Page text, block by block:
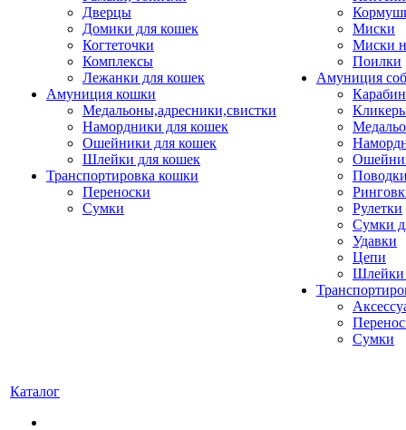
Дверцы
Домики для кошек
Когтеточки
Комплексы
Лежанки для кошек
Амуниция кошки
Медальоны,адресники,свистки
Намордники для кошек
Ошейники для кошек
Шлейки для кошек
Транспортировка кошки
Переноски
Сумки
Миски
Миски
Поилки
Амуниция
Рулетки
Сумки
Удавки
Цепи
Шлейки
Сумки
Каталог